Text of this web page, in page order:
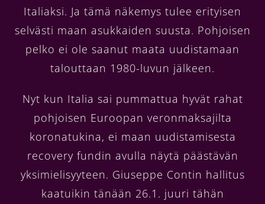
Italiaksi. Ja tämä näkemys tulee erityisen
selvästi maan asukkaiden suusta. Pohjoisen
pelko ei ole saanut maata uudistamaan
talouttaan 1980-luvun jälkeen.
Nyt kun Italia sai pummattua hyvät rahat
pohjoisen Euroopan veronmaksajilta
koronatukina, ei maan uudistamisesta
recovery fundin avulla näytä päästävän
yksimielisyyteen. Giuseppe Contin hallitus
kaatuikin tänään 26.1. juuri tähän